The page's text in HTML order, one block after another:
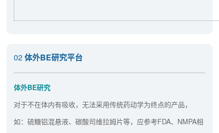
02体外BE研究平台
体外BE研究
对于不在体内有吸收，无法采用传统药动学为终点的产品，
如：硫糖铝混悬液、碳酸司维拉姆片等，应参考FDA、NMPA相